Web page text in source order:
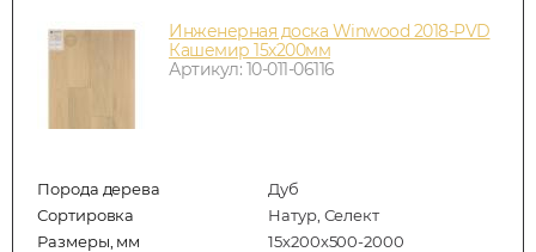
Инженерная доска Winwood 2018-PVD
Кашемир 15х200мм
Артикул: 10-011-06116
Порода дерева
Дуб
Сортировка
Натур, Селект
Размеры, мм
15х200х500-2000